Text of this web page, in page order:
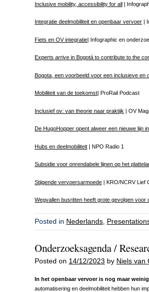
Inclusive mobility, accessibility for all |
Integratie deelmobiliteit en openbaar vervoer |
Fiets en OV integratie| Infographic en
Experts arrive in Bogotá to contribute to the
Bogota, een voorbeeld voor een inclusieve en
Mobiliteit van de toekomst| ProRail Podcast
Inclusief ov: van theorie naar praktijk | OV
De HugoHopper opent alweer een nieuwe lijn
Hubs en deelmobiliteit | NPO Radio 1
Subsidie voor onrendabele lijnen op het
Stijgende vervoersarmoede | KRO/NCRV Lief
Wegvallen busritten heeft grote gevolgen voor
Posted in Nederlands
Onderzoeksagenda /
Posted on 14/12/2023 by Niels van
In het openbaar vervoer is nog maar
automatisering en deelmobiliteit hebben hun